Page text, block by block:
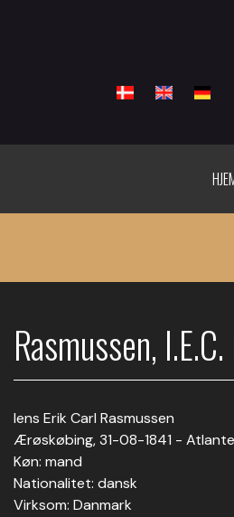
Rasmussen,
Iens Erik Carl Rasmussen
Ærøskøbing, 31-08-1841 -
Køn: mand
Nationalitet: dansk
Virksom: Danmark